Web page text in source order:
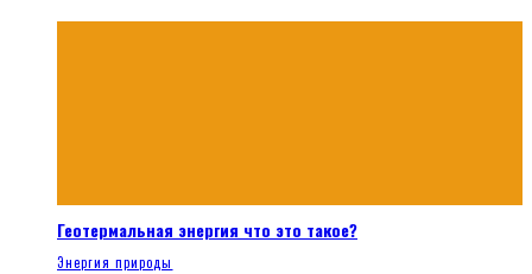
Геотермальная энергия что это такое?
Энергия природы